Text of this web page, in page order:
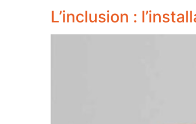
L’inclusion :